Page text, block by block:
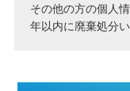
その他の方の個人
年以内に廃棄処分い